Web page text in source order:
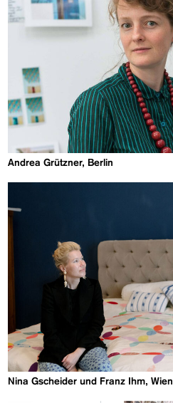
Andrea Grützner, Berlin
Nina Gscheider und Franz Ihm, Wien